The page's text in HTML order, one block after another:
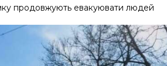
продовжують евакуювати людей